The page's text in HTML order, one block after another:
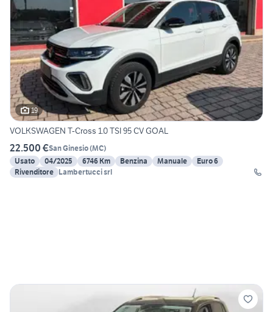
19
VOLKSWAGEN T-Cross 1.0 TSI 95 CV GOAL
22.500 €San Ginesio(MC)
Usato
04/2025 6746 Km Benzina Manuale
Euro 6
Rivenditore Lambertucci srl